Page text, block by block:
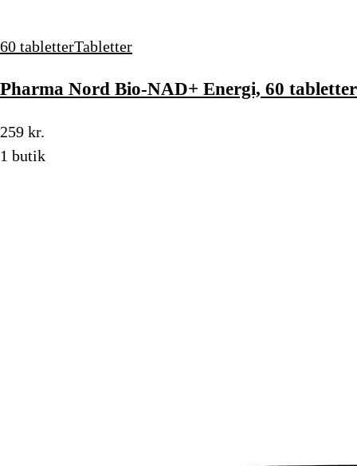
60 tabletterTabletter
Pharma Nord Bio-NAD+ Energi, 60 tabletter
259 kr.
1 butik